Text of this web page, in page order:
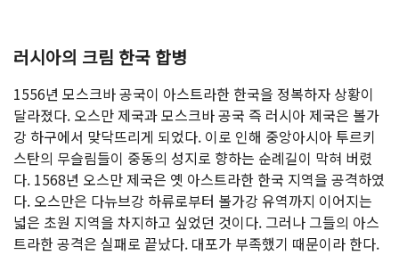
러시아의 크림 한국 합병
1556년 모스크바 공국이 아스트라한 한국을 정복하자 상황이
달라졌다. 오스만 제국과 모스크바 공국 즉 러시아 제국은 볼가
강 하구에서 맞닥뜨리게 되었다. 이로 인해 중앙아시아 투르키
스탄의 무슬림들이 중동의 성지로 향하는 순례길이 막혀 버렸
다. 1568년 오스만 제국은 옛 아스트라한 한국 지역을 공격하였
다. 오스만은 다뉴브강 하류로부터 볼가강 유역까지 이어지는
넓은 초원 지역을 차지하고 싶었던 것이다. 그러나 그들의 아스
트라한 공격은 실패로 끝났다. 대포가 부족했기 때문이라 한다.